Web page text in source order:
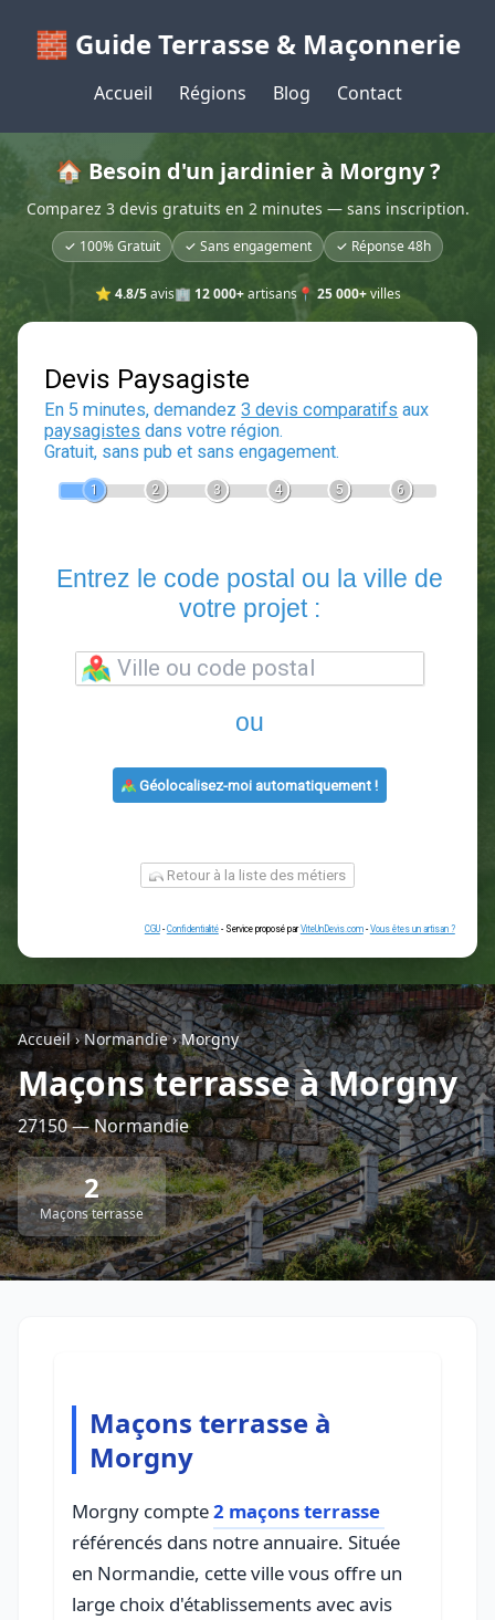
🧱 Guide Terrasse & Maçonnerie
Accueil Régions Blog Contact
🏠 Besoin d'un jardinier à Morgny ?
Comparez 3 devis gratuits en 2 minutes — sans inscription.
✓ 100% Gratuit ✓ Sans engagement ✓ Réponse 48h
⭐ 4.8/5avis🏢 12 000+artisans📍 25 000+villes
Devis Paysagiste
En 5 minutes, demandez3 devis comparatifs
votre projet :
ou
Géolocalisez-moi automatiquement !
Retour à la liste des métiers
CGU - Confidentialité - Service proposé parViteUnDevis.com-Vous
Accueil›Normandie›Morgny
Maçons terrasse à Morgny
27150 — Normandie
2
Maçons terrasse
Maçons terrasse à
Morgny
Morgny compte2 maçons terrasse
référencés dans notre annuaire. Située
en Normandie, cette ville vous offre un
large choix d'établissements avec avis